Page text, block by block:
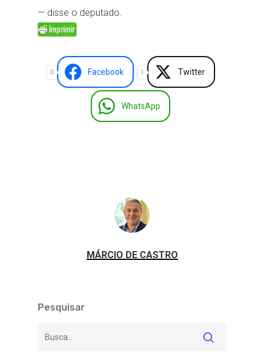
— disse o deputado.
0 Facebook 1 Twitter
WhatsApp
MÁRCIO DE CASTRO
Pesquisar